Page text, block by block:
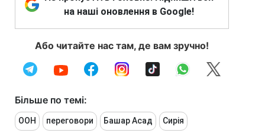
на наші оновлення в Google!
Або читайте нас там, де вам зручно!
Більше по темі:
ООН переговори Башар Асад Сирія